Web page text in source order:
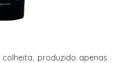
produzido apenas